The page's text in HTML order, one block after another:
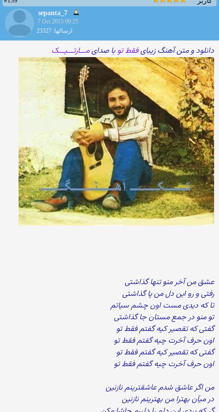
sepanta_7
7 Oct 2015 09:25
ارسالها: 23327
دانلود و متن آهنگ زیبایفقط توبا صدایمـــارتـــیـــک
عشق من آخر منو تنها گذاشتی
رفتی و رو این دل من پا گذاشتی
تا که دیدی مست اون چشم سیاتم
تو منو در جمع مستان جا گذاشتی
گفتی که تقصیر کیه گفتم فقط تو
اون حرف آخرت چیه گفتم فقط تو
گفتی که تقصیر کیه گفتم فقط تو
اون حرف آخرت چیه گفتم فقط تو
من اگر عاشق شدم عاشقترینم نازنین
در میآن بهترا من بهترینم نازنین